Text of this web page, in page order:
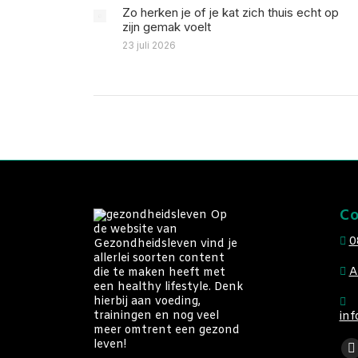
Zo herken je of je kat zich thuis echt op
zijn gemak voelt
23 juli 2026
Op
de website van
Gezondheidsleven vind je
allerlei soorten content
die te maken heeft met
een healthy lifestyle. Denk
hierbij aan voeding,
trainingen en nog veel
meer omtrent een gezond
leven!